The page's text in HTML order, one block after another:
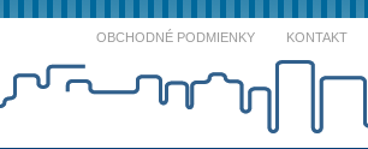
OBCHODNÉ PODMIENKY KONTAKT